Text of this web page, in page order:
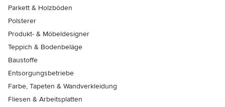
Parkett & Holzböden
Polsterer
Produkt- & Möbeldesigner
Teppich & Bodenbeläge
Baustoffe
Entsorgungsbetriebe
Farbe, Tapeten & Wandverkleidung
Fliesen & Arbeitsplatten